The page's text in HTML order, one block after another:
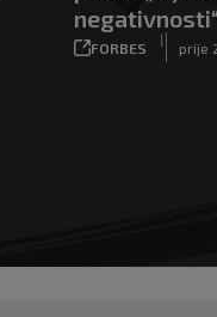
FORBES
|
prije